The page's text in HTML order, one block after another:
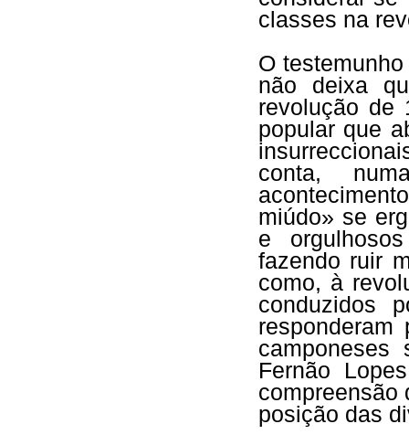
classes na
O
não deixa
revolução de
popular que
conta,
miúdo» se
e
fazendo ruir
como, à
conduzidos
Fernão
compreensão
posição das